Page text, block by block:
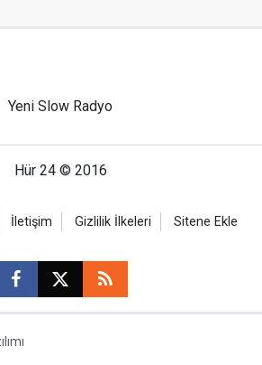
Yeni Slow Radyo
Hür 24 © 2016
İletişim Gizlilik İlkeleri Sitene Ekle